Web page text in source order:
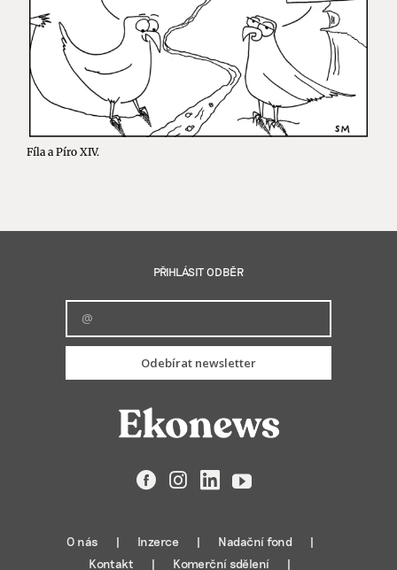
Fíla a Píro XIV.
PŘIHLÁSIT ODBĚR
Odebírat newsletter
FacebookInstagramLinkedIn
YouTube
O nás Inzerce
Nadační fond
Kontakt
Komerční sdělení